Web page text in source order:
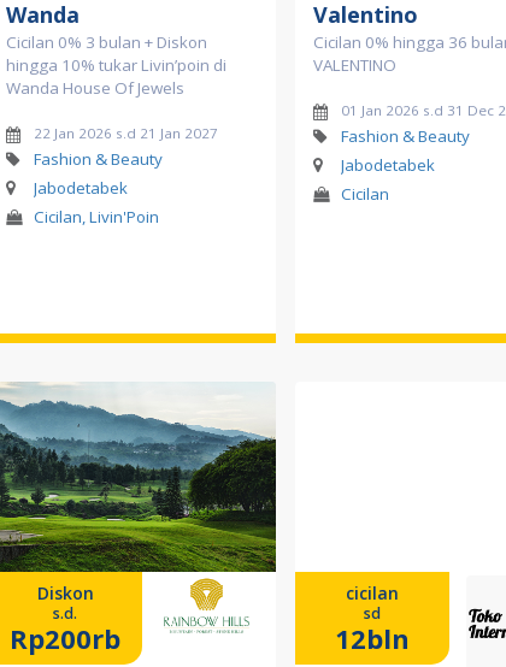
Wanda
Cicilan 0% 3 bulan + Diskon
hingga 10% tukar Livin’poin di
Wanda House Of Jewels
22 Jan 2026 s.d 21 Jan 2027
Fashion & Beauty
Jabodetabek
Cicilan, Livin'Poin
Valentino
Cicilan 0% hingga 36
VALENTINO
01 Jan 2026 s.d 31 Dec
Fashion & Beauty
Jabodetabek
Cicilan
Diskon
s.d.
Rp200rb
cicilan
sd
12bln